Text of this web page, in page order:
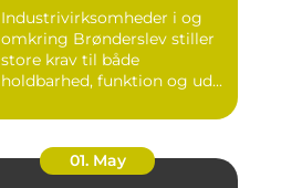
Industrivirksomheder i og
omkring Brønderslev stiller
store krav til både
holdbarhed, funktion og ud...
01. May